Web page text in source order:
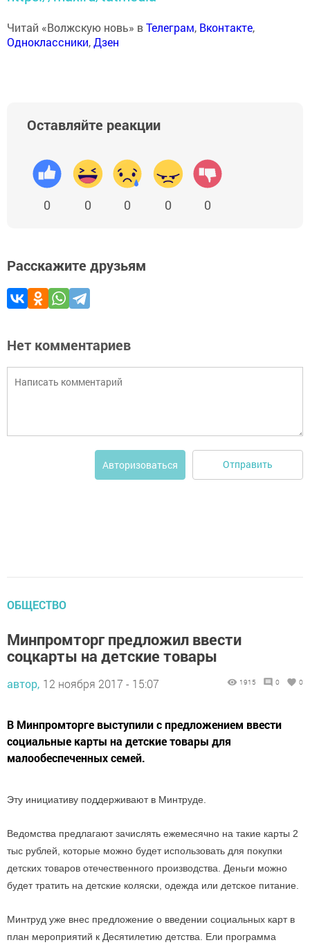
Читай «Волжскую новь» вТелеграм, Вконтакте,
Одноклассники,Дзен
Оставляйте реакции
0 0 0 0 0
Расскажите друзьям
Нет комментариев
Авторизоваться Отправить
ОБЩЕСТВО
Минпромторг предложил ввести
соцкарты на детские товары
автор, 12 ноября 2017 - 15:07 1915 0 0
В Минпромторге выступили с предложением ввести
социальные карты на детские товары для
малообеспеченных семей.
Эту инициативу поддерживают в Минтруде.
Ведомства предлагают зачислять ежемесячно на такие карты 2
тыс рублей, которые можно будет использовать для покупки
детских товаров отечественного производства. Деньги можно
будет тратить на детские коляски, одежда или детское питание.
Минтруд уже внес предложение о введении социальных карт в
план мероприятий к Десятилетию детства. Ели программа